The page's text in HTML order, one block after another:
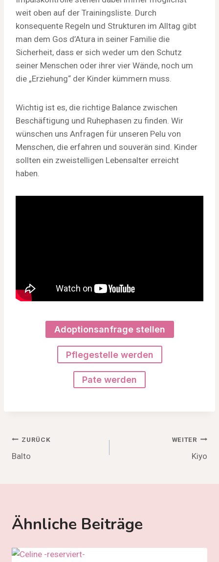
weit oben auf der Trainingsliste. Durch
konsequente Regeln und Strukturen im Alltag gibt
man dem Gos d’Atura in seiner Familie die
Sicherheit, dass er sich weder um den Schutz
seiner Menschen oder ihrer vier Wände, noch um
die „Erziehung“ der Kinder kümmern muss.
Wichtig ist es, die richtige Balance zwischen
Beschäftigung und Ruhephasen zu finden. Wir
wünschen uns Anfragen für unseren Pelu von
Menschen, die erfahren und souverän sind. Kinder
sollten ein zweistelligen Lebensalter erreicht
haben.
Adoptionsanfrage stellen
Pflegestelle werden
Pate werden
Beitragsnavigation
ZURÜCK
Balto
WEITER
Kiyo
Ähnliche Beiträge